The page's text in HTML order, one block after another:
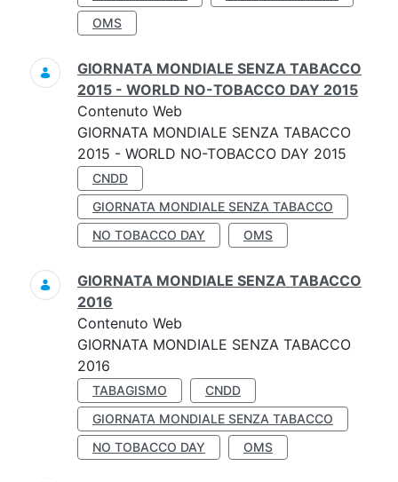
OMS
GIORNATA MONDIALE SENZA TABACCO
2015 - WORLD NO-TOBACCO DAY 2015
Contenuto Web
GIORNATA MONDIALE SENZA TABACCO
2015 - WORLD NO-TOBACCO DAY 2015
CNDD
GIORNATA MONDIALE SENZA TABACCO
NO TOBACCO DAY
OMS
GIORNATA MONDIALE SENZA TABACCO
2016
Contenuto Web
GIORNATA MONDIALE SENZA TABACCO
2016
TABAGISMO
CNDD
GIORNATA MONDIALE SENZA TABACCO
NO TOBACCO DAY
OMS